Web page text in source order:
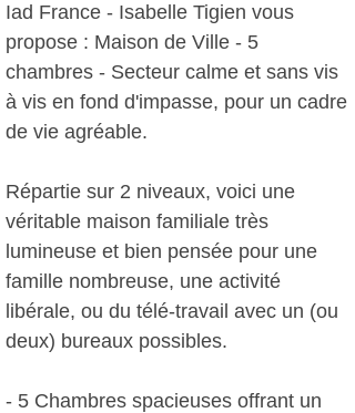
Iad France - Isabelle Tigien vous
propose : Maison de Ville - 5
chambres - Secteur calme et sans vis
à vis en fond d'impasse, pour un cadre
de vie agréable.
Répartie sur 2 niveaux, voici une
véritable maison familiale très
lumineuse et bien pensée pour une
famille nombreuse, une activité
libérale, ou du télé-travail avec un (ou
deux) bureaux possibles.
- 5 Chambres spacieuses offrant un